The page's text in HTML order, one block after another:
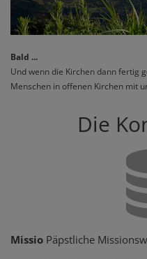
Bald ...
Und wenn die Kirchen dann fertig
Menschen in offenen Kirchen mit
Die
Missio Päpstliche